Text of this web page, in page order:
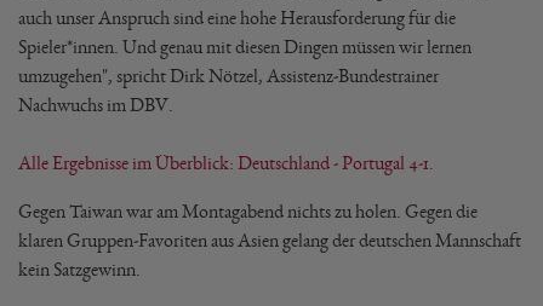
auch unser Anspruch sind eine hohe Herausforderung für die
Spieler*innen. Und genau mit diesen Dingen müssen wir lernen
umzugehen", spricht Dirk Nötzel, Assistenz-Bundestrainer
Nachwuchs im DBV.
Alle Ergebnisse im Überblick: Deutschland - Portugal 4-1.
Gegen Taiwan war am Montagabend nichts zu holen. Gegen die
klaren Gruppen-Favoriten aus Asien gelang der deutschen Mannschaft
kein Satzgewinn.